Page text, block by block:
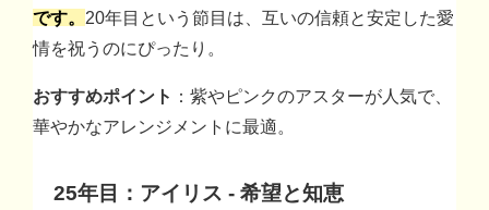
です。 20年目という節目は、互いの信頼と安定した愛
情を祝うのにぴったり。
おすすめポイント
：紫やピンクのアスターが人気で、
華やかなアレンジメントに最適。
25年目：アイリス - 希望と知恵